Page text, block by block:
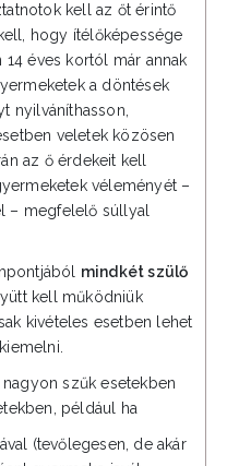
kell az őt érintő
hogy ítélőképessége
éves kortól már annak
a döntések
nyilváníthasson,
veletek közösen
az ő érdekeit kell
véleményét –
– megfelelő súllyal
mindkét szülő
kell működniük
kivételes esetben lehet
szűk esetekben
például ha
(tevőlegesen, de akár